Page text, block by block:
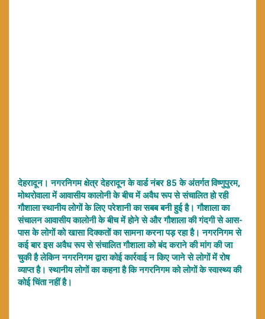
देहरादून। नगरनिगम क्षेत्र देहरादून के वार्ड नंबर 85 के अंतर्गत विष्णुपुरम,
मोथरोवाला में आवासीय कालोनी के बीच में अवैध रूप से संचालित हो रही
गौशाला स्थानीय लोगों के लिए परेशानी का सबब बनी हुई है। गौशाला का
संचालन आवासीय कालोनी के बीच में होने से और गौशाला की गंदगी से आस-
पास के लोगों को खासा दिक्कतों का सामना करना पड़ रहा है। नगरनिगम से
कई बार इस अवैध रूप से संचालित गौशाला को बंद कराने की मांग की जा
चुकी है लेकिन नगरनिगम द्वारा कोई कार्रवाई न किए जाने से लोगों में रोष
व्याप्त है। स्थानीय लोगों का कहना है कि नगरनिगम को लोगों के स्वास्थ्य की
कोई चिंता नहीं है।